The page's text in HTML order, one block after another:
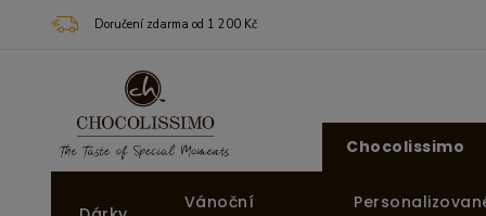
Doručení zdarma od 1 200 Kč
Chocolissimo
Vánoční